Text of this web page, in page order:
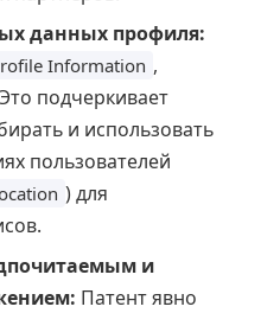
данных профиля:
Information ,
подчеркивает
и использовать
пользователей
) для
и
Патент явно